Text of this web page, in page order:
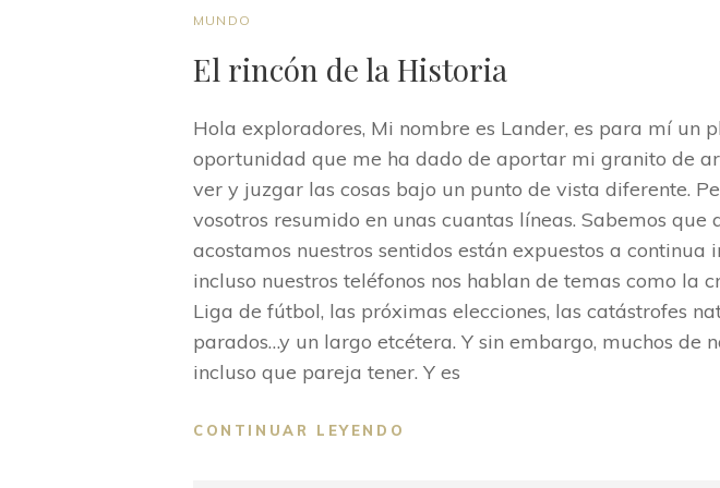
ENLACES
CATEGORÍAS
MUNDO
El rincón de la Historia
Hola exploradores, Mi nombre es Lander, es para mí
oportunidad que me ha dado de aportar mi granito de
ver y juzgar las cosas bajo un punto de vista diferente.
vosotros resumido en unas cuantas líneas. Sabemos
acostamos nuestros sentidos están expuestos a
incluso nuestros teléfonos nos hablan de temas como la
Liga de fútbol, las próximas elecciones, las catástrofes
parados…y un largo etcétera. Y sin embargo, muchos de
incluso que pareja tener. Y es
CONTINUAR LEYENDO